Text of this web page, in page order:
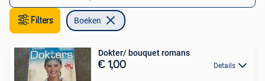
Filters Boeken
Dokter/ bouquet romans
€ 1,00 Details